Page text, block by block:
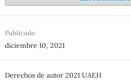
Publicado
diciembre 10, 2021
Derechos de autor 2021 UAEH